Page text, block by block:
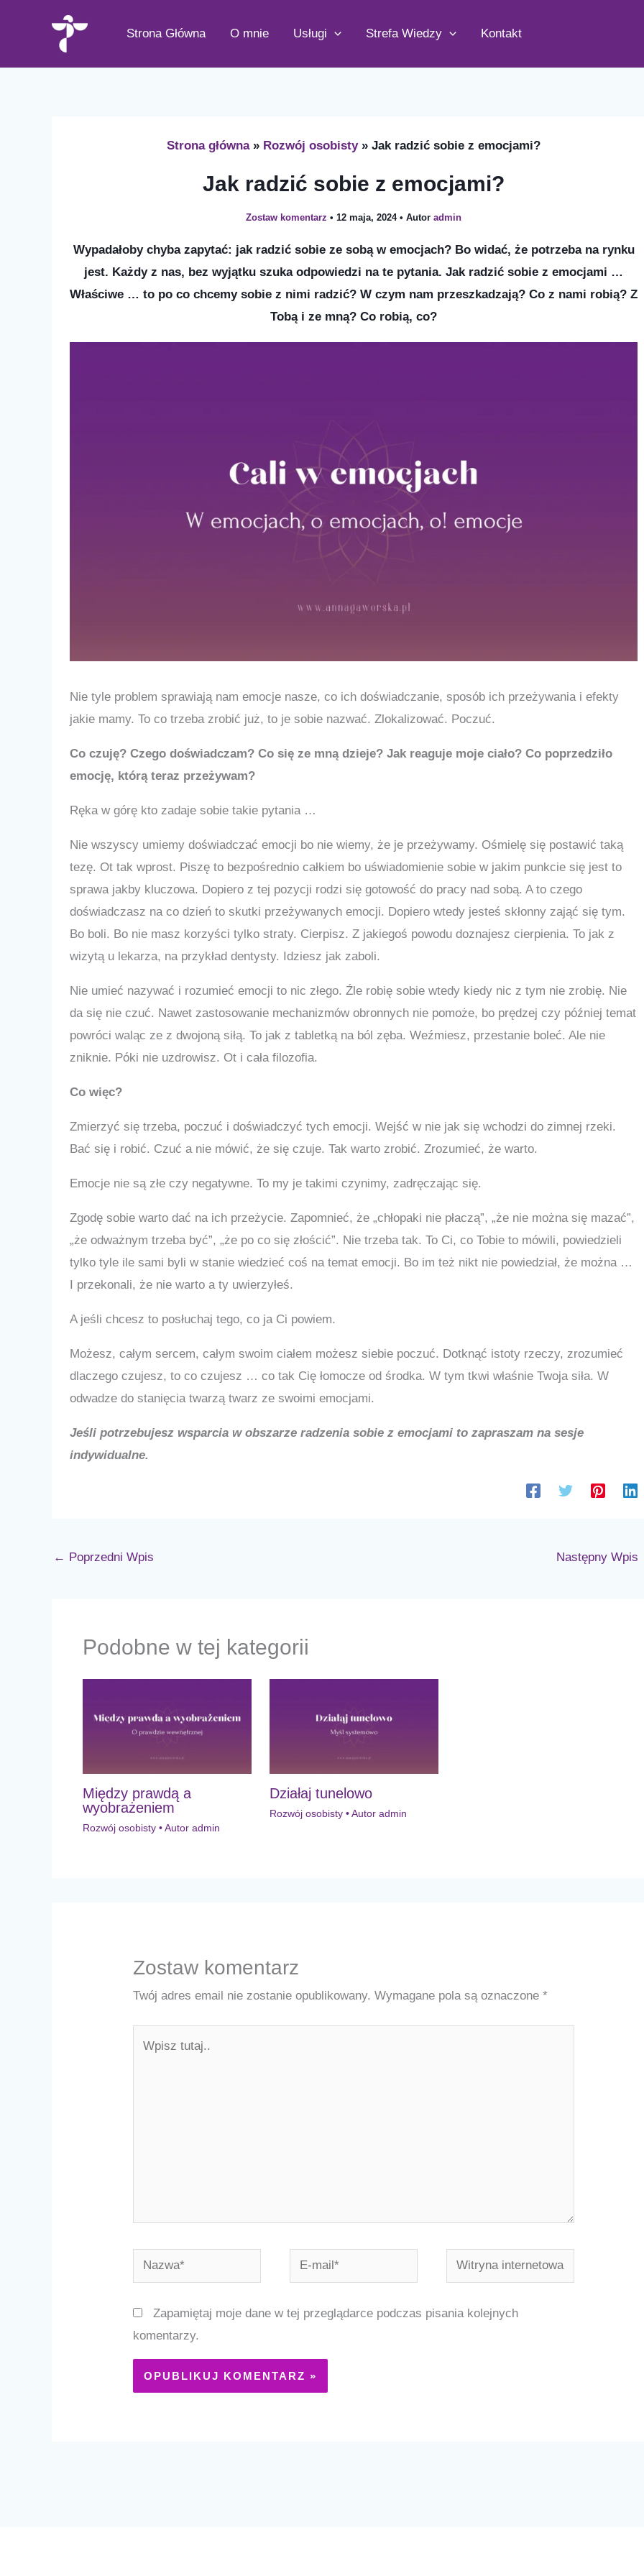
Strona Główna O mnie Usługi Strefa Wiedzy Kontakt
Strona główna Rozwój osobisty Jak radzić sobie z emocjami?
Jak radzić sobie z emocjami?
Zostaw komentarz • 12 maja, 2024 • Autor admin
Wypadałoby chyba zapytać: jak radzić sobie ze sobą w emocjach? Bo widać, że potrzeba na rynku
jest. Każdy z nas, bez wyjątku szuka odpowiedzi na te pytania. Jak radzić sobie z emocjami …
Właściwe … to po co chcemy sobie z nimi radzić? W czym nam przeszkadzają? Co z nami robią? Z
Tobą i ze mną? Co robią, co?
Nie tyle problem sprawiają nam emocje nasze, co ich doświadczanie, sposób ich przeżywania i efekty
jakie mamy. To co trzeba zrobić już, to je sobie nazwać. Zlokalizować. Poczuć.
Co czuję? Czego doświadczam? Co się ze mną dzieje? Jak reaguje moje ciało? Co poprzedziło
emocję, którą teraz przeżywam?
Ręka w górę kto zadaje sobie takie pytania …
Nie wszyscy umiemy doświadczać emocji bo nie wiemy, że je przeżywamy. Ośmielę się postawić taką
tezę. Ot tak wprost. Piszę to bezpośrednio całkiem bo uświadomienie sobie w jakim punkcie się jest to
sprawa jakby kluczowa. Dopiero z tej pozycji rodzi się gotowość do pracy nad sobą. A to czego
doświadczasz na co dzień to skutki przeżywanych emocji. Dopiero wtedy jesteś skłonny zająć się tym.
Bo boli. Bo nie masz korzyści tylko straty. Cierpisz. Z jakiegoś powodu doznajesz cierpienia. To jak z
wizytą u lekarza, na przykład dentysty. Idziesz jak zaboli.
Nie umieć nazywać i rozumieć emocji to nic złego. Źle robię sobie wtedy kiedy nic z tym nie zrobię. Nie
da się nie czuć. Nawet zastosowanie mechanizmów obronnych nie pomoże, bo prędzej czy później temat
powróci waląc ze z dwojoną siłą. To jak z tabletką na ból zęba. Weźmiesz, przestanie boleć. Ale nie
zniknie. Póki nie uzdrowisz. Ot i cała filozofia.
Co więc?
Zmierzyć się trzeba, poczuć i doświadczyć tych emocji. Wejść w nie jak się wchodzi do zimnej rzeki.
Bać się i robić. Czuć a nie mówić, że się czuje. Tak warto zrobić. Zrozumieć, że warto.
Emocje nie są złe czy negatywne. To my je takimi czynimy, zadręczając się.
Zgodę sobie warto dać na ich przeżycie. Zapomnieć, że „chłopaki nie płaczą”, „że nie można się mazać”,
„że odważnym trzeba być”, „że po co się złościć”. Nie trzeba tak. To Ci, co Tobie to mówili, powiedzieli
tylko tyle ile sami byli w stanie wiedzieć coś na temat emocji. Bo im też nikt nie powiedział, że można …
I przekonali, że nie warto a ty uwierzyłeś.
A jeśli chcesz to posłuchaj tego, co ja Ci powiem.
Możesz, całym sercem, całym swoim ciałem możesz siebie poczuć. Dotknąć istoty rzeczy, zrozumieć
dlaczego czujesz, to co czujesz … co tak Cię łomocze od środka. W tym tkwi właśnie Twoja siła. W
odwadze do stanięcia twarzą twarz ze swoimi emocjami.
Jeśli potrzebujesz wsparcia w obszarze radzenia sobie z emocjami to zapraszam na sesje
indywidualne.
← Poprzedni Wpis Następny Wpis
Podobne w tej kategorii
Między prawdą a
wyobrażeniem
Rozwój osobisty• Autor admin
Działaj tunelowo
Rozwój osobisty• Autor admin
Zostaw komentarz
Twój adres email nie zostanie opublikowany. Wymagane pola są oznaczone*
Nazwa*
E-
mail*
Witryna
internetowa
Zapamiętaj moje dane w tej przeglądarce podczas pisania kolejnych
komentarzy.